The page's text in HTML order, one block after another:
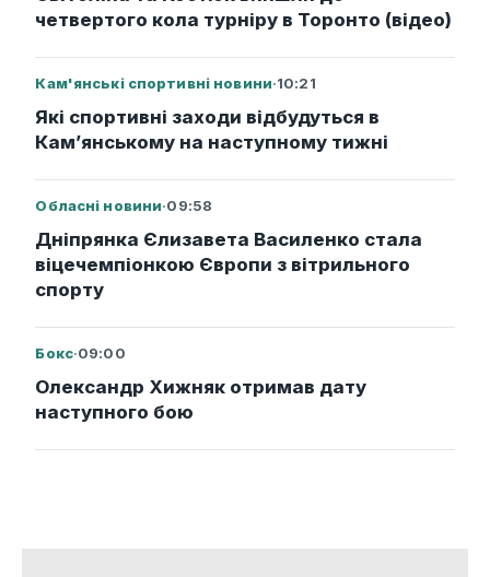
четвертого кола турніру в Торонто (відео)
Кам'янські спортивні новини·10:21
Які спортивні заходи відбудуться в
Кам’янському на наступному тижні
Обласні новини·09:58
Дніпрянка Єлизавета Василенко стала
віцечемпіонкою Європи з вітрильного
спорту
Бокс·09:00
Олександр Хижняк отримав дату
наступного бою